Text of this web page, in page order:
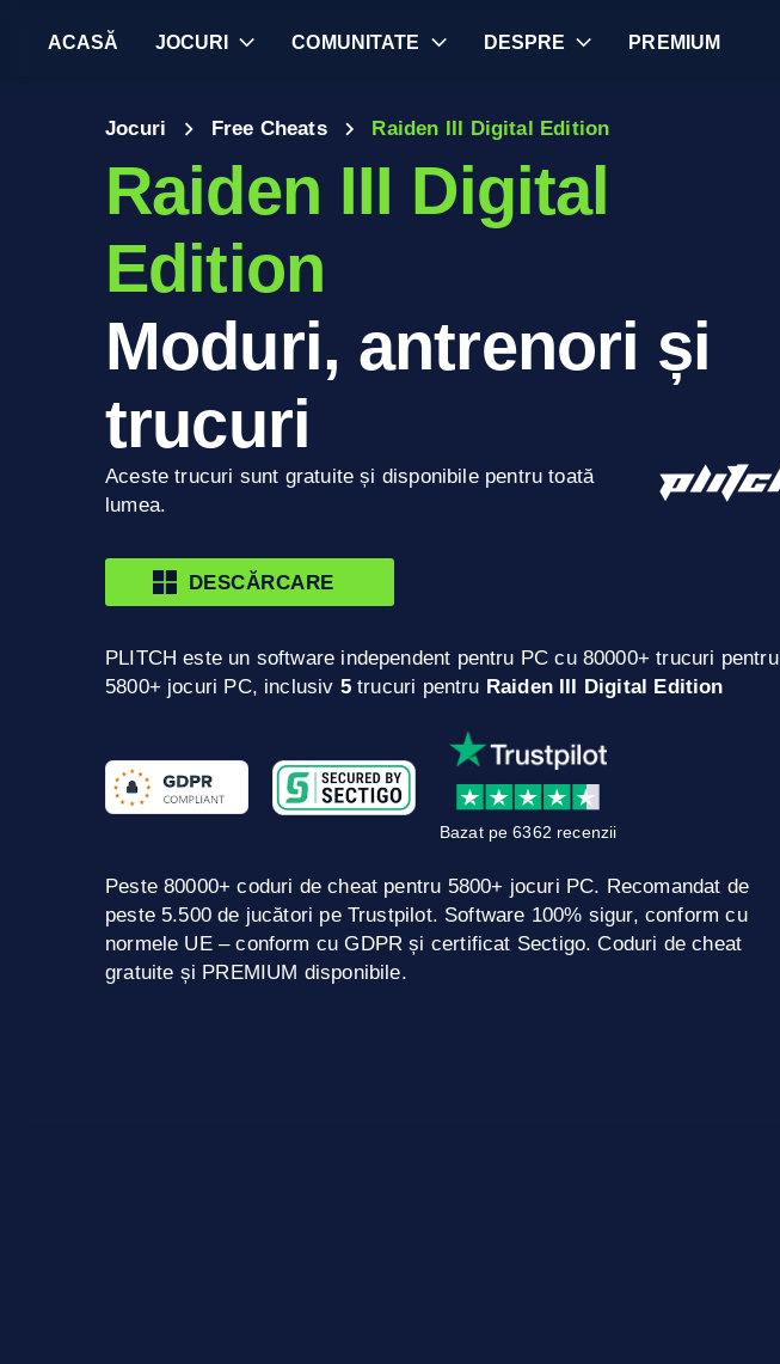
ACASĂ JOCURI COMUNITATE DESPRE PREMIUM
Jocuri Free Cheats Raiden III Digital Edition
Raiden III Digital
Edition
Moduri, antrenori și
trucuri
Aceste trucuri sunt gratuite și disponibile pentru toată
lumea.
DESCĂRCARE
PLITCH este un software independent pentru PC cu 80000+ trucuri pentru
5800+ jocuri PC, inclusiv 5trucuri pentru Raiden III Digital Edition
Bazat pe 6362 recenzii
Peste 80000+ coduri de cheat pentru 5800+ jocuri PC. Recomandat de
peste 5.500 de jucători pe Trustpilot. Software 100% sigur, conform cu
normele UE – conform cu GDPR și certificat Sectigo. Coduri de cheat
gratuite și PREMIUM disponibile.